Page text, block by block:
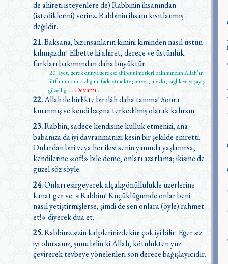
de ahireti isteyenlere de) Rabbinin ihsanından
(istediklerini) veririz. Rabbinin ihsanı kısıtlanmış
değildir.
21.Baksana, biz insanların kimini kiminden nasıl üstün
kılmışızdır! Elbette ki ahiret, derece ve üstünlük
farkları bakımından daha büyüktür.
20. âyet, gerek dünya gerekse ahiret nimetleri bakımından Allah’ın
lütfunun sınırsızlığını ifade etmekte; servet, mevki, sağlık ve yaşayış
güzelliği... Devamı..
22.Allah ile birlikte bir ilâh daha tanıma! Sonra
kınanmış ve kendi başına terkedilmiş olarak kalırsın.
23.Rabbin, sadece kendisine kulluk etmenizi, ana-
babanıza da iyi davranmanızı kesin bir şekilde emretti.
Onlardan biri veya her ikisi senin yanında yaşlanırsa,
kendilerine «of!» bile deme; onları azarlama; ikisine de
güzel söz söyle.
24.Onları esirgeyerek alçakgönüllülükle üzerlerine
kanat ger ve: «Rabbim! Küçüklüğümde onlar beni
nasıl yetiştirmişlerse, şimdi de sen onlara (öyle) rahmet
et!» diyerek dua et.
25.Rabbiniz sizin kalplerinizdekini çok iyi bilir. Eğer siz
iyi olursanız, şunu bilin ki Allah, kötülükten yüz
çevirerek tevbeye yönelenleri son derece bağışlayıcıdır.